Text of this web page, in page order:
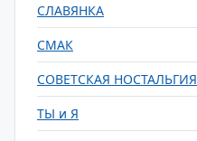
СЛАВЯНКА
СМАК
СОВЕТСКАЯ НОСТАЛЬГИЯ
ТЫ и Я